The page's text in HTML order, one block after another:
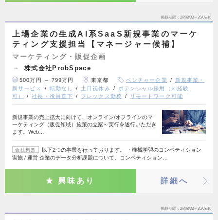
掲載期間 26/08/03～26/08/16
上場企業の生成AI系SaaS新規事業のマーケ
ティング支援担当【マネージャー候補】
マーケティング・販促企画
株式会社ProbSpace
500万円 ～ 799万円 東京都 ベンチャー企業
新規事業・
新サービス
転勤なし 土日祝休み
ポテンシャル採用（未経験
可）
社長・役員直下 フレックス勤務 リモートワーク可能
新規事業の売上拡大に向けて、オンライン/オフラインのマ
ーケティング（販促領域）施策の立案～実行を遂行いただき
ます。Web…
会社概要
以下2つの事業を行っております。 ・機械学習のコンペティション
実施 / 運営 企業のデータ分析課題について、コンペティション…
興味あり 詳細へ
掲載期間 26/08/03～26/08/16